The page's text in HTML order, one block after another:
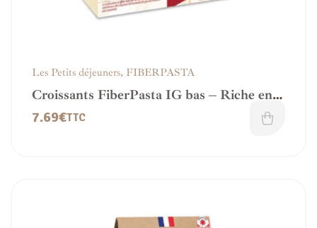
Les Petits déjeuners, FIBERPASTA
Croissants FiberPasta IG bas – Riche en
fibres
7.69€TTC